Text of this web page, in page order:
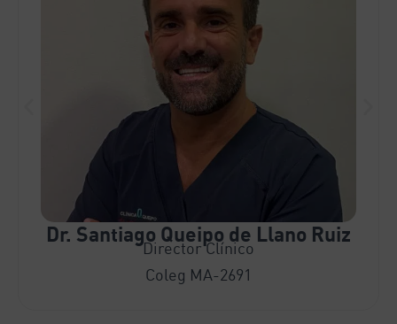
Dr. Santiago Queipo de Llano Ruiz
Director Clínico
Coleg MA-2691